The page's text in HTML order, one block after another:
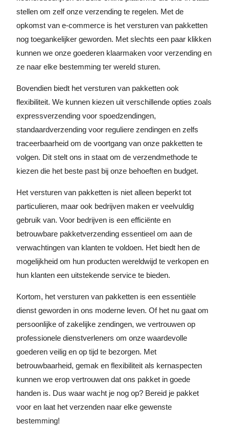
stellen om zelf onze verzending te regelen. Met de
opkomst van e-commerce is het versturen van pakketten
nog toegankelijker geworden. Met slechts een paar klikken
kunnen we onze goederen klaarmaken voor verzending en
ze naar elke bestemming ter wereld sturen.
Bovendien biedt het versturen van pakketten ook
flexibiliteit. We kunnen kiezen uit verschillende opties zoals
expressverzending voor spoedzendingen,
standaardverzending voor reguliere zendingen en zelfs
traceerbaarheid om de voortgang van onze pakketten te
volgen. Dit stelt ons in staat om de verzendmethode te
kiezen die het beste past bij onze behoeften en budget.
Het versturen van pakketten is niet alleen beperkt tot
particulieren, maar ook bedrijven maken er veelvuldig
gebruik van. Voor bedrijven is een efficiënte en
betrouwbare pakketverzending essentieel om aan de
verwachtingen van klanten te voldoen. Het biedt hen de
mogelijkheid om hun producten wereldwijd te verkopen en
hun klanten een uitstekende service te bieden.
Kortom, het versturen van pakketten is een essentiële
dienst geworden in ons moderne leven. Of het nu gaat om
persoonlijke of zakelijke zendingen, we vertrouwen op
professionele dienstverleners om onze waardevolle
goederen veilig en op tijd te bezorgen. Met
betrouwbaarheid, gemak en flexibiliteit als kernaspecten
kunnen we erop vertrouwen dat ons pakket in goede
handen is. Dus waar wacht je nog op? Bereid je pakket
voor en laat het verzenden naar elke gewenste
bestemming!